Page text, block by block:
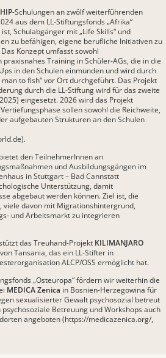
-Schulungen an zwölf weiterführenden
aus dem LL-Stiftungsfonds „Afrika“
Schulabgänger mit „Life Skills“ und
zu befähigen, eigene berufliche Initiativen zu
Konzept umfasst sowohl
Training in Schüler-AGs, die in die
in den Schulen einmünden und wird durch
man to fish“vor Ort durchgeführt. Das Projekt
durch die LL-Stiftung wird für das zweite
eingesetzt. 2026 wird das Projekt
sollen sowohl die Reichweite,
aufgebauten Strukturen an den Schulen
).
bietet den TeilnehmerInnen an
und Ausbildungsgängen im
in Stuttgart – Bad Cannstatt
Unterstützung, damit
abgebaut werden können. Ziel ist, die
viele davon mit Migrationshintergrund,
und Arbeitsmarkt zu integrieren
das Treuhand-Projekt KILIMANJARO
Tansania, das ein LL-Stifter in
ALCP/OSS ermöglicht hat.
„Osteuropa“ fördern wir weiterhin die
MEDICA Zenica in Bosnien-Herzegowina für
sexualisierter Gewalt psychosozial betreut
Betreuung und Workshops auch
angeboten (https://medicazenica.org/,